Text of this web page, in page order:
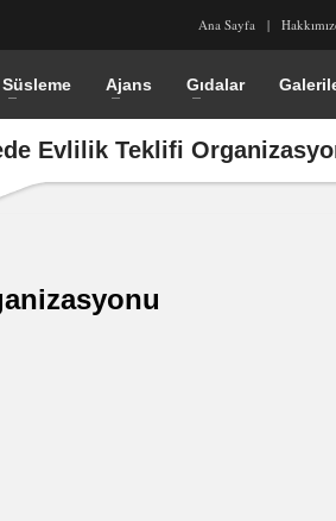
Ana Sayfa
Süsleme Ajans Gıdalar
Evlilik Teklifi